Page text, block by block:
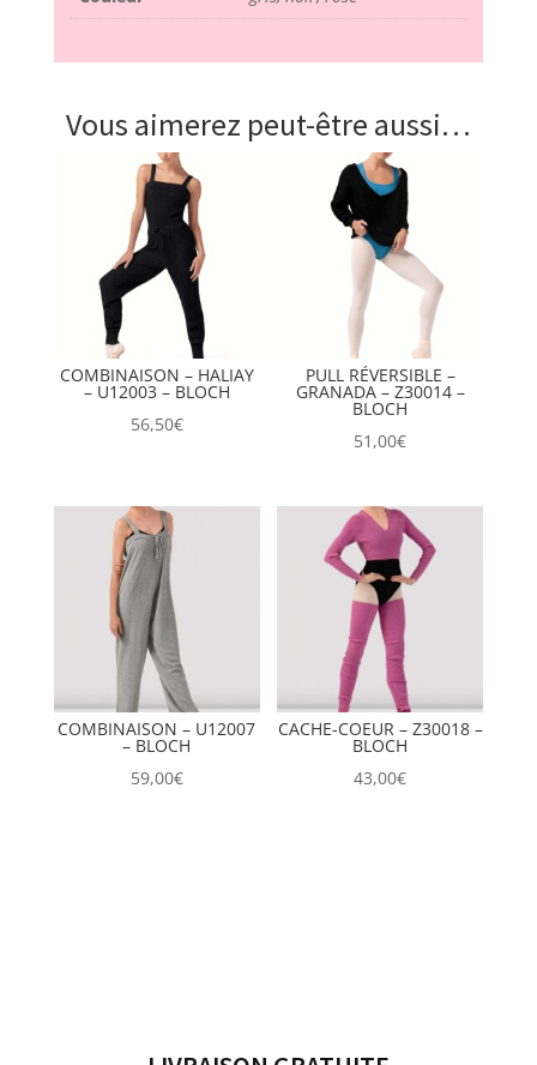
Vous aimerez peut-être aussi…
COMBINAISON – HALIAY
– U12003 – BLOCH
56,50€
PULL RÉVERSIBLE –
GRANADA – Z30014 –
BLOCH
51,00€
COMBINAISON – U12007
– BLOCH
59,00€
CACHE-COEUR – Z30018 –
BLOCH
43,00€